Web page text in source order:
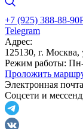
+7 (925) 388-88-90
Telegram
Адрес:
125130, г.
Режим работы:
Проложить
Электронная
Соцсети и